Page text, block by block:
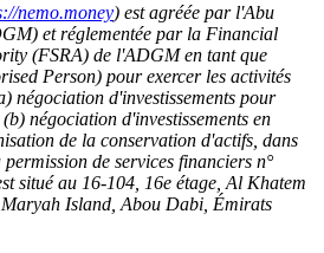
nemo.money) est agréée par l'Abu
et réglementée par la Financial
(FSRA) de l'ADGM en tant que
Person) pour exercer les activités
négociation d'investissements pour
négociation d'investissements en
de la conservation d'actifs, dans
de services financiers n°
situé au 16-104, 16e étage, Al Khatem
Island, Abou Dabi, Émirats